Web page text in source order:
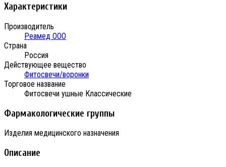
Характеристики
Производитель
Реамед ООО
Страна
Россия
Действующее вещество
Фитосвечи/воронки
Торговое название
Фитосвечи ушные Классические
Фармакологические группы
Изделия медицинского назначения
Описание